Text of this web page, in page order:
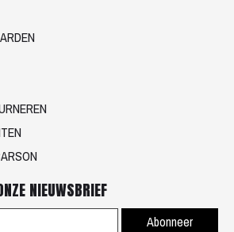
NIEUWSBRIEF
Abonneer